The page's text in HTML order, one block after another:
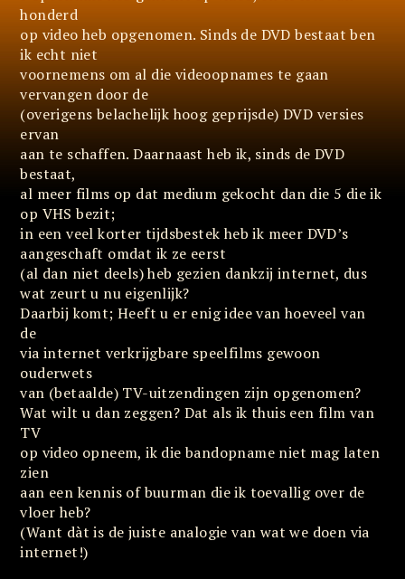
honderd
op video heb opgenomen. Sinds de DVD bestaat ben
ik echt niet
voornemens om al die videoopnames te gaan
vervangen door de
(overigens belachelijk hoog geprijsde) DVD versies
ervan
aan te schaffen. Daarnaast heb ik, sinds de DVD
bestaat,
al meer films op dat medium gekocht dan die 5 die ik
op VHS bezit;
in een veel korter tijdsbestek heb ik meer DVD’s
aangeschaft omdat ik ze eerst
(al dan niet deels) heb gezien dankzij internet, dus
wat zeurt u nu eigenlijk?
Daarbij komt; Heeft u er enig idee van hoeveel van
de
via internet verkrijgbare speelfilms gewoon
ouderwets
van (betaalde) TV-uitzendingen zijn opgenomen?
Wat wilt u dan zeggen? Dat als ik thuis een film van
TV
op video opneem, ik die bandopname niet mag laten
zien
aan een kennis of buurman die ik toevallig over de
vloer heb?
(Want dàt is de juiste analogie van wat we doen via
internet!)